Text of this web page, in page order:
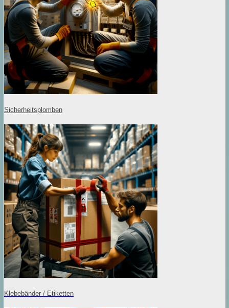
Sicherheitsplomben
Klebebänder / Etiketten